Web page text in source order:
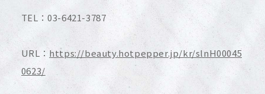
CONTACT
FAQ
TEL：03-6421-3787
URL： https://beauty.hotpepper.jp/kr/slnH00045
0623/